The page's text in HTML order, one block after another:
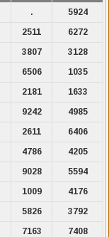
.
5924
2511
6272
3807
3128
6506
1035
2181
1633
9242
4985
2611
6406
4786
4205
9028
5594
1009
4176
5826
3792
7163
7408